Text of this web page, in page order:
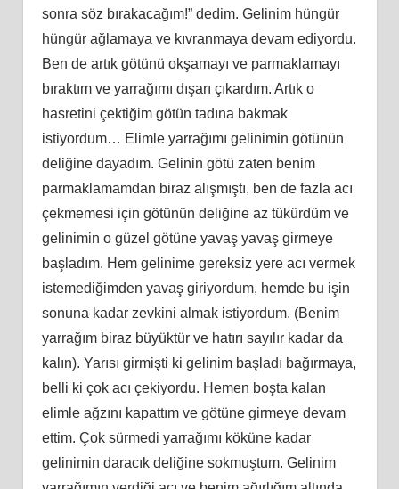
sonra söz bırakacağım!” dedim. Gelinim hüngür
hüngür ağlamaya ve kıvranmaya devam ediyordu.
Ben de artık götünü okşamayı ve parmaklamayı
bıraktım ve yarrağımı dışarı çıkardım. Artık o
hasretini çektiğim götün tadına bakmak
istiyordum… Elimle yarrağımı gelinimin götünün
deliğine dayadım. Gelinin götü zaten benim
parmaklamamdan biraz alışmıştı, ben de fazla acı
çekmemesi için götünün deliğine az tükürdüm ve
gelinimin o güzel götüne yavaş yavaş girmeye
başladım. Hem gelinime gereksiz yere acı vermek
istemediğimden yavaş giriyordum, hemde bu işin
sonuna kadar zevkini almak istiyordum. (Benim
yarrağım biraz büyüktür ve hatırı sayılır kadar da
kalın). Yarısı girmişti ki gelinim başladı bağırmaya,
belli ki çok acı çekiyordu. Hemen boşta kalan
elimle ağzını kapattım ve götüne girmeye devam
ettim. Çok sürmedi yarrağımı köküne kadar
gelinimin daracık deliğine sokmuştum. Gelinim